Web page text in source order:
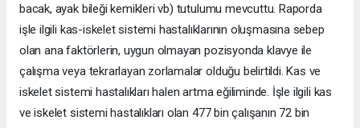
bacak, ayak bileği kemikleri vb) tutulumu mevcuttu. Raporda
işle ilgili kas-iskelet sistemi hastalıklarının oluşmasına sebep
olan ana faktörlerin, uygun olmayan pozisyonda klavye ile
çalışma veya tekrarlayan zorlamalar olduğu belirtildi. Kas ve
iskelet sistemi hastalıkları halen artma eğiliminde. İşle ilgili kas
ve iskelet sistemi hastalıkları olan 477 bin çalışanın 72 bin